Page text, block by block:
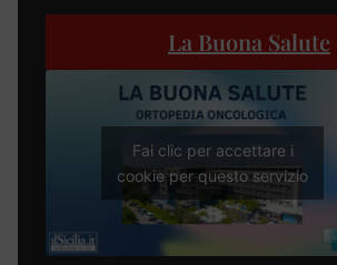
La Buona Salute
Fai clic per accettare i
cookie per questo servizio